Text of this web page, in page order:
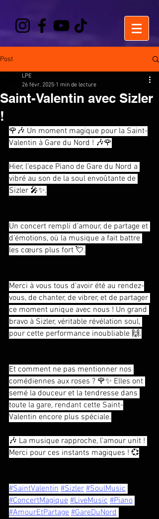
Post
Saint-Valentin avec Sizler
!
LPE
26 févr. 2025 1 min de lecture
🌹🎶 Un moment magique pour la Saint-
Valentin à Gare du Nord ! 🎶🌹
Hier, l’espace Piano de Gare du Nord a
vibré au son de la soul envoûtante de
Sizler 🎤✨.
Un concert rempli d’amour, de partage et
d’émotions, où la musique a fait battre
les cœurs plus fort 💘.
Merci à vous tous d’avoir été au rendez-
vous, de chanter, de vibrer, et de partager
ce moment unique avec nous ! Un grand
bravo à Sizler, véritable révélation soul,
pour cette performance inoubliable 🙌.
Et comment ne pas mentionner nos
comédiennes aux roses ? 🌹✨ Elles ont
semé la douceur et la tendresse dans
toute la gare, rendant cette Saint-
Valentin encore plus spéciale.
🎶 La musique rapproche, l’amour unit !
Merci pour ces instants magiques ! 💞
#SaintValentin #Sizler #SoulMusic
#ConcertMagique #LiveMusic #Piano
#AmourEtPartage #GareDuNord